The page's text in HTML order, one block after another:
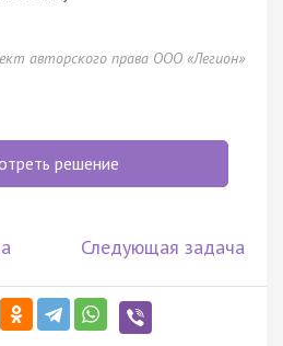
авторского права ООО «Легион»
решение
Следующая задача